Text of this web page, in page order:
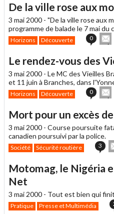
De la ville rose aux
3 mai 2000 - "De la ville rose aux
programme de balade le 7 mai du
Horizons Découverte 0
cet
à
un
ami
Le rendez-vous des
3 mai 2000 - Le MC des Vieilles
et 11 juin à Branches, dans
Horizons Découverte 0
cet
à
un
ami
Mort pour un excès
3 mai 2000 - Course poursuite
canadien poursuivi par la police.
Société Sécurité routière 3
à
Motomag, le Nigéria
Net
3 mai 2000 - Tout est bien qui
Pratique Presse et Multimédia